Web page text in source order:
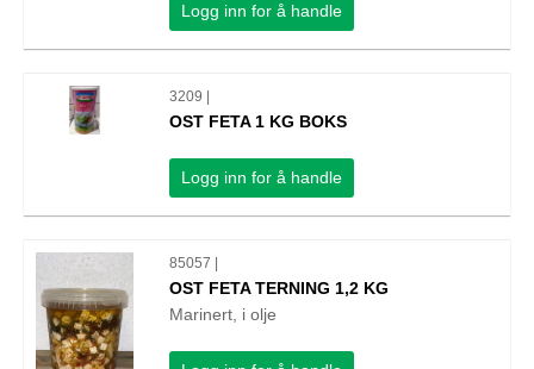
Logg inn for å handle
3209 |
OST FETA 1 KG BOKS
Logg inn for å handle
85057 |
OST FETA TERNING 1,2 KG
Marinert, i olje